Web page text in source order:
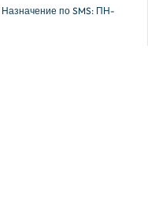
Назначение по SMS: ПН-